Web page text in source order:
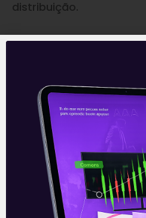
distribuição.
4T20, além do
até 3 horas (11,5 por
complemento há o
Digital (mais de 17
ADS (+219 por cento) e
Capital e Parati para